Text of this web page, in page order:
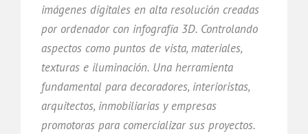
imágenes digitales en alta resolución creadas
por ordenador con infografía 3D. Controlando
aspectos como puntos de vista, materiales,
texturas e iluminación. Una herramienta
fundamental para decoradores, interioristas,
arquitectos, inmobiliarias y empresas
promotoras para comercializar sus proyectos.